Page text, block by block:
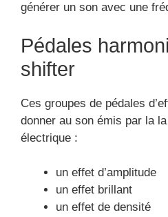
générer un son avec une
Pédales
shifter
Ces groupes de pédales
donner au son émis par la
électrique :
un effet d’amplitude
un effet brillant
un effet de densité